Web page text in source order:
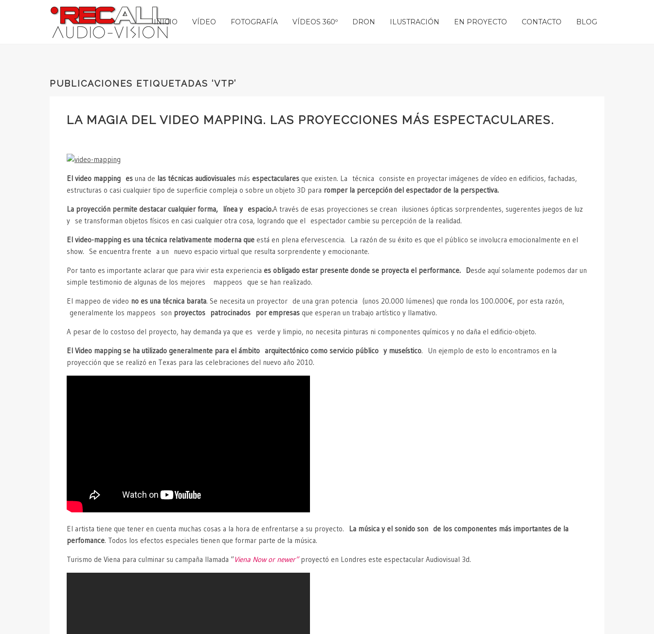
INICIO VÍDEO FOTOGRAFÍA VÍDEOS 360º DRON ILUSTRACIÓN EN PROYECTO CONTACTO BLOG
PUBLICACIONES ETIQUETADAS ‘VTP’
LA MAGIA DEL VIDEO MAPPING. LAS PROYECCIONES MÁS ESPECTACULARES.
El video mapping es una de las técnicas audiovisuales más espectaculares que existen. La técnica consiste en proyectar imágenes de vídeo en edificios, fachadas,
estructuras o casi cualquier tipo de superficie compleja o sobre un objeto 3D para romper la percepción del espectador de la perspectiva.
La proyección permite destacar cualquier forma, línea y espacio.A través de esas proyecciones se crean ilusiones ópticas sorprendentes, sugerentes juegos de luz
y se transforman objetos físicos en casi cualquier otra cosa, logrando que el espectador cambie su percepción de la realidad.
El video-mapping es una técnica relativamente moderna que está en plena efervescencia. La razón de su éxito es que el público se involucra emocionalmente en el
show. Se encuentra frente a un nuevo espacio virtual que resulta sorprendente y emocionante.
Por tanto es importante aclarar que para vivir esta experiencia es obligado estar presente donde se proyecta el performance. Desde aquí solamente podemos dar un
simple testimonio de algunas de los mejores mappeos que se han realizado.
El mappeo de video no es una técnica barata. Se necesita un proyector de una gran potencia (unos 20.000 lúmenes) que ronda los 100.000€, por esta razón,
generalmente los mappeos son proyectos patrocinados por empresas que esperan un trabajo artístico y llamativo.
A pesar de lo costoso del proyecto, hay demanda ya que es verde y limpio, no necesita pinturas ni componentes químicos y no daña el edificio-objeto.
El Video mapping se ha utilizado generalmente para el ámbito arquitectónico como servicio público y museístico. Un ejemplo de esto lo encontramos en la
proyección que se realizó en Texas para las celebraciones del nuevo año 2010.
El artista tiene que tener en cuenta muchas cosas a la hora de enfrentarse a su proyecto.
La música y el sonido son de los componentes más importantes de la
perfomance. Todos los efectos especiales tienen que formar parte de la música.
Turismo de Viena para culminar su campaña llamada “Viena Now or newer”proyectó en Londres este espectacular Audiovisual 3d.